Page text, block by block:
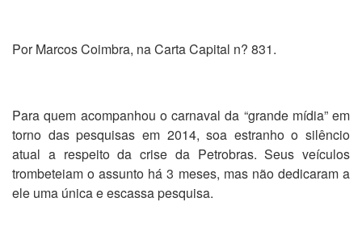
Por Marcos Coimbra, na Carta Capital n? 831.
Para quem acompanhou o carnaval da “grande mídia” em
torno das pesquisas em 2014, soa estranho o silêncio
atual a respeito da crise da Petrobras. Seus veículos
trombeteiam o assunto há 3 meses, mas não dedicaram a
ele uma única e escassa pesquisa.